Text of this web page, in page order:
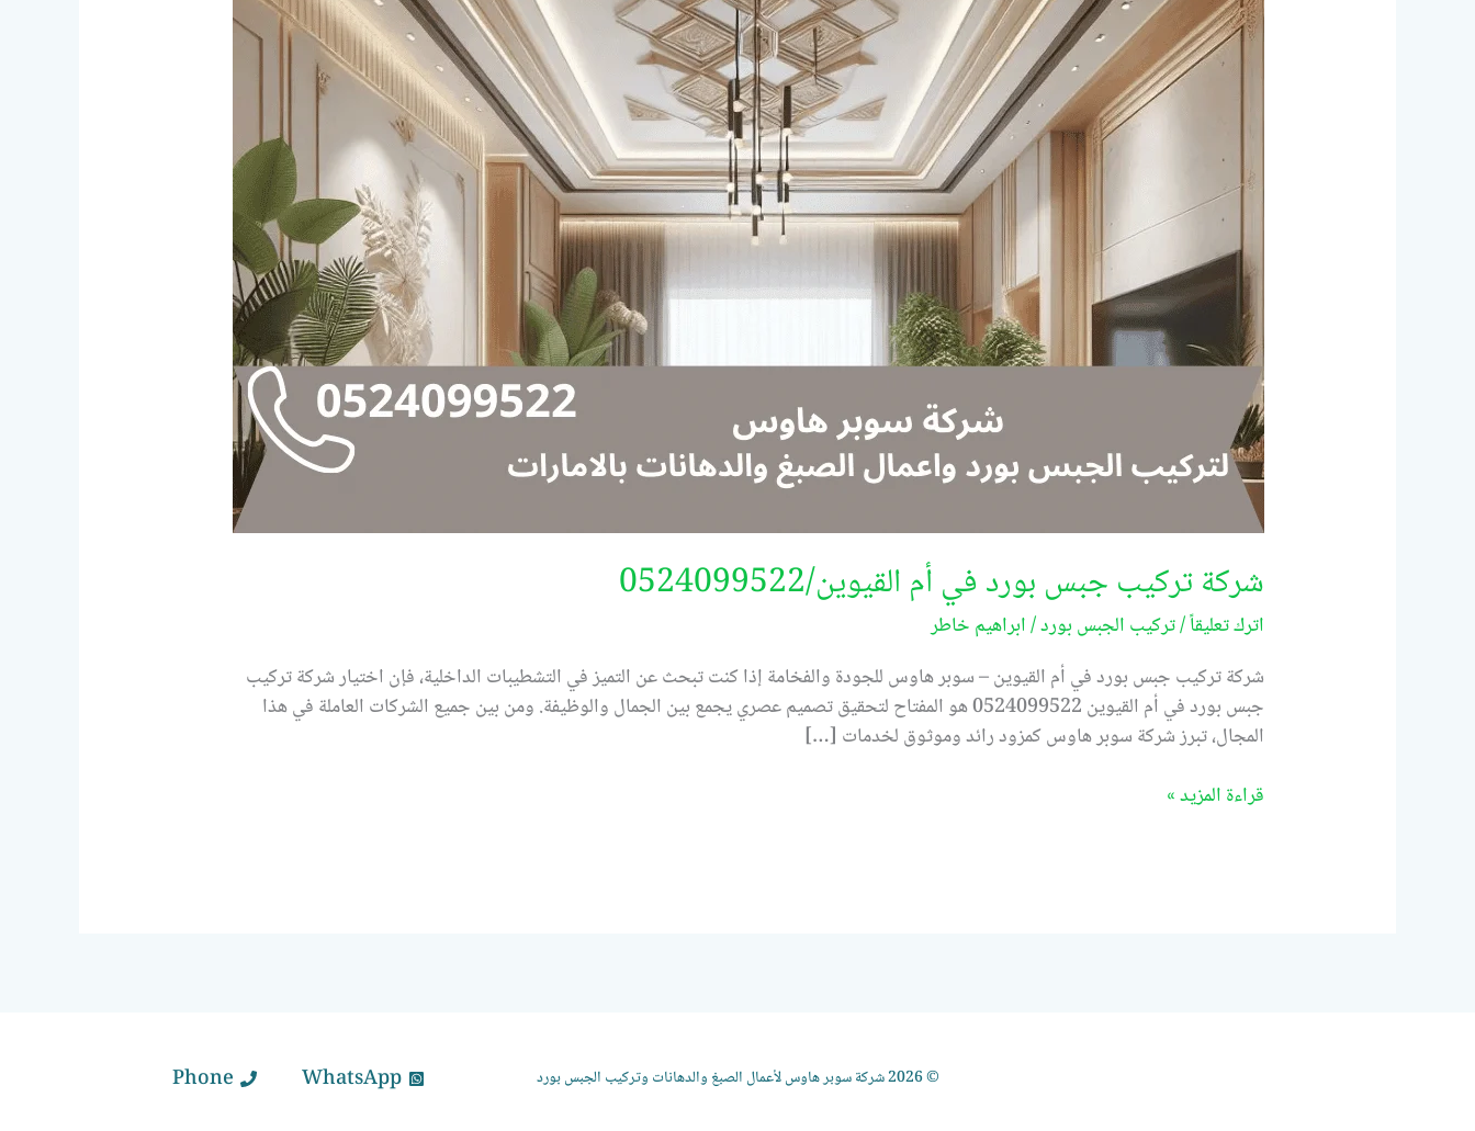
شركة تركيب جبس بورد في أم القيوين/0524099522
اترك تعليقاً/تركيب الجبس بورد/ابراهيم خاطر
شركة تركيب جبس بورد في أم القيوين – سوبر هاوس للجودة والفخامة إذا كنت تبحث عن التميز في التشطيبات الداخلية، فإن اختيار شركة تركيب
جبس بورد في أم القيوين 0524099522 هو المفتاح لتحقيق تصميم عصري يجمع بين الجمال والوظيفة. ومن بين جميع الشركات العاملة في هذا
المجال، تبرز شركة سوبر هاوس كمزود رائد وموثوق لخدمات […]
قراءة المزيد »
© 2026 شركة سوبر هاوس لأعمال الصبغ والدهانات وتركيب الجبس بورد WhatsApp
Phone